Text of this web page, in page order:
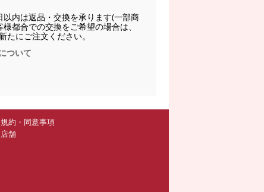
以内は返品・交換を承ります(一部商
都合での交換をご希望の場合は、
たにご注文ください。
ついて
規約・同意事項
店舗